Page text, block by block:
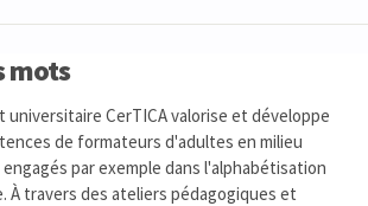
mots
CerTICA valorise et développe
de formateurs d'adultes en milieu
par exemple dans l'alphabétisation
À travers des ateliers pédagogiques et